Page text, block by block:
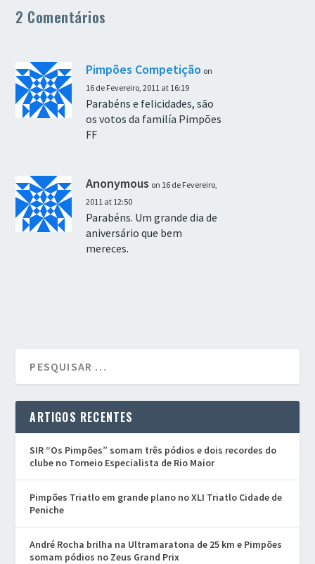
2 Comentários
Pimpões Competição on
16 de Fevereiro, 2011 at 16:19
Parabéns e felicidades, são
os votos da familía Pimpões
FF
Anonymous on 16 de Fevereiro,
2011 at 12:50
Parabéns. Um grande dia de
aniversário que bem
mereces.
ARTIGOS RECENTES
SIR “Os Pimpões” somam três pódios e dois recordes do
clube no Torneio Especialista de Rio Maior
Pimpões Triatlo em grande plano no XLI Triatlo Cidade de
Peniche
André Rocha brilha na Ultramaratona de 25 km e Pimpões
somam pódios no Zeus Grand Prix